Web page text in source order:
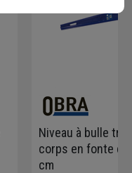
Niveau à bulle
corps en fonte
cm